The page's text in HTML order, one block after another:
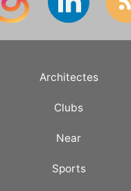
Architectes
Clubs
Near
Sports